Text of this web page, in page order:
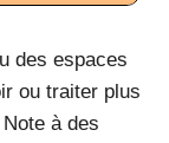
des espaces
ou traiter plus
à des